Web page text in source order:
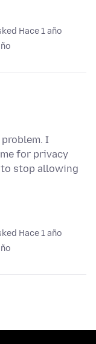
Hace 1 año
I
for privacy
to stop allowing
Hace 1 año